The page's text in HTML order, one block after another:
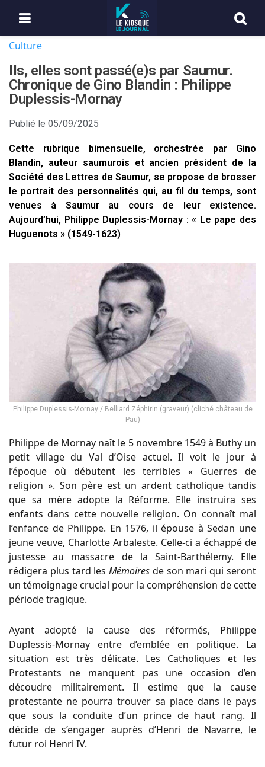
Culture
Ils, elles sont passé(e)s par Saumur.
Chronique de Gino Blandin : Philippe
Duplessis-Mornay
Publié le 05/09/2025
Cette rubrique bimensuelle, orchestrée par Gino
Blandin, auteur saumurois et ancien président de la
Société des Lettres de Saumur, se propose de brosser
le portrait des personnalités qui, au fil du temps, sont
venues à Saumur au cours de leur existence.
Aujourd’hui, Philippe Duplessis-Mornay : « Le pape des
Huguenots » (1549-1623)
Philippe Duplessis-Mornay / Belliard Zéphirin (graveur) (cliché château de
Pau)
Philippe de Mornay naît le 5 novembre 1549 à Buthy un
petit village du Val d’Oise actuel. Il voit le jour à
l’époque où débutent les terribles « Guerres de
religion ». Son père est un ardent catholique tandis
que sa mère adopte la Réforme. Elle instruira ses
enfants dans cette nouvelle religion. On connaît mal
l’enfance de Philippe. En 1576, il épouse à Sedan une
jeune veuve, Charlotte Arbaleste. Celle-ci a échappé de
justesse au massacre de la Saint-Barthélemy. Elle
rédigera plus tard lesMémoires de son mari qui seront
un témoignage crucial pour la compréhension de cette
période tragique.
Ayant adopté la cause des réformés, Philippe
Duplessis-Mornay entre d’emblée en politique. La
situation est très délicate. Les Catholiques et les
Protestants ne manquent pas une occasion d’en
découdre militairement. Il estime que la cause
protestante ne pourra trouver sa place dans le pays
que sous la conduite d’un prince de haut rang. Il
décide de s’engager auprès d’Henri de Navarre, le
futur roi Henri IV.